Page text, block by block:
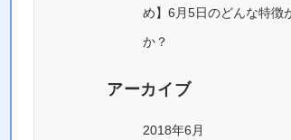
め】6月5日のどんな特徴
か？
アーカイブ
2018年6月